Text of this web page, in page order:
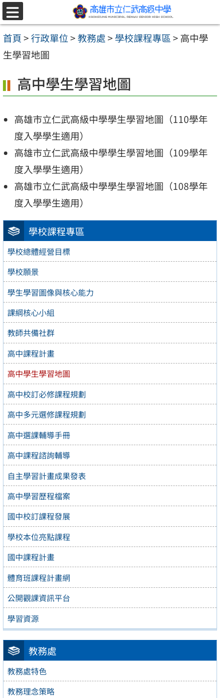
跳至主要內容區
選
單
首頁>行政單位>教務處> 學校課程專區> 高中學
生學習地圖
學校課程專區
學校總體經營目標
學校願景
學生學習圖像與核心能力
課綱核心小組
教師共備社群
高中課程計畫
高中學生學習地圖
高中校訂必修課程規劃
高中多元選修課程規劃
高中選課輔導手冊
高中課程諮詢輔導
自主學習計畫成果發表
高中學習歷程檔案
國中校訂課程發展
學校本位亮點課程
國中課程計畫
體育班課程計畫網
公開觀課資訊平台
學習資源
教務處
教務處特色
教務理念策略
高中學生學習地圖
高雄市立仁武高級中學學生學習地圖（110學年
度入學學生適用）
高雄市立仁武高級中學學生學習地圖（109學年
度入學學生適用）
高雄市立仁武高級中學學生學習地圖（108學年
度入學學生適用）